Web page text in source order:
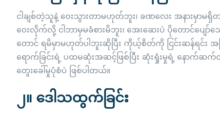
ငါချစ်တဲ့သူနဲ့ ဝေးသွားတာမဟုတ်ဘူး၊ ခဏလေး အနားမှာမရှိတ
ဝေးလိုက်လို့ ငါဘာမှမခံစားမိဘူး၊ အေးဆေးပဲ ပိုတောင်ပ
တောင် ရမိမှာမဟုတ်ပါဘူးဆိုပြီး ကိုယ့်စိတ်ကို ငြင်းဆန်ရင်း
ရောက်ခြင်းရဲ့ ပထမဆုံးအဆင့်ဖြစ်ပြီး ဆုံးရှုံးမှုရဲ့ နော
တွေးခေါ်မှုပုံစံပဲ ဖြစ်ပါတယ်။
၂။ ဒေါသထွက်ခြင်း